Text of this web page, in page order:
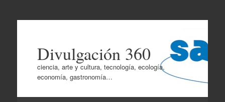
Divulgación 360
ciencia, arte y cultura, tecnología, ecología,
economía, gastronomía…